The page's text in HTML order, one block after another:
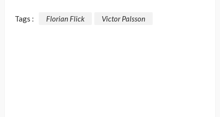
Tags : Florian Flick Victor Palsson